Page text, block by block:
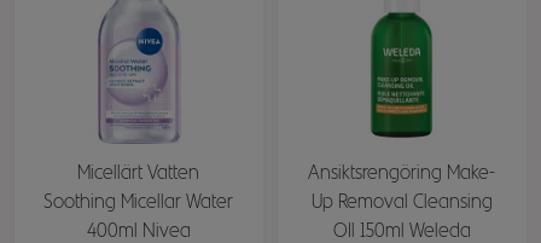
Micellärt Vatten
Soothing Micellar Water
400ml Nivea
Ansiktsrengöring Make-
Up Removal Cleansing
OIl 150ml Weleda